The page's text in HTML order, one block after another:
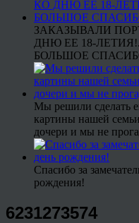
ЗАКАЗЫВАЛИ
ДНЮ ЕЕ 18-
БОЛЬШОЕ
Мы решили сделать
картины нашей
дочери и мы не
Спасибо за
рождения!
6231273574